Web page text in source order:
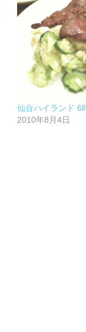
仙台ハイランド 6
2010年8月4日